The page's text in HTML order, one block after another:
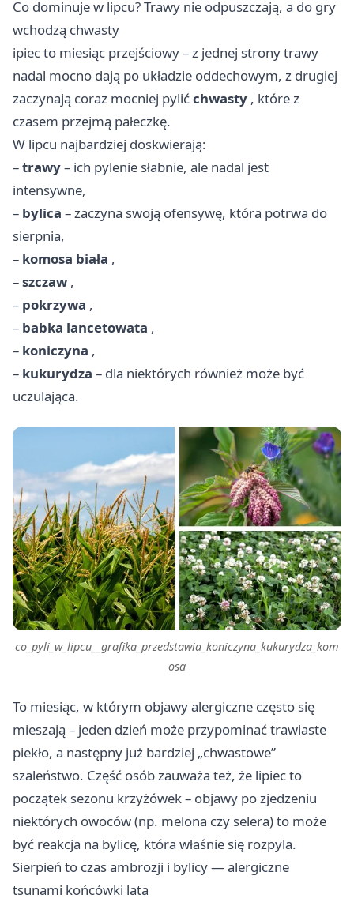
Co dominuje w lipcu? Trawy nie odpuszczają, a do gry
wchodzą chwasty
ipiec to miesiąc przejściowy – z jednej strony trawy
nadal mocno dają po układzie oddechowym, z drugiej
zaczynają coraz mocniej pylićchwasty , które z
czasem przejmą pałeczkę.
W lipcu najbardziej doskwierają:
–trawy– ich pylenie słabnie, ale nadal jest
intensywne,
– bylica – zaczyna swoją ofensywę, która potrwa do
sierpnia,
– komosa biała ,
–szczaw ,
– pokrzywa ,
– babka lancetowata ,
– koniczyna ,
– kukurydza – dla niektórych również może być
uczulająca.
co_pyli_w_lipcu__grafika_przedstawia_koniczyna_kukurydza_kom
osa
To miesiąc, w którym objawy alergiczne często się
mieszają – jeden dzień może przypominać trawiaste
piekło, a następny już bardziej „chwastowe”
szaleństwo. Część osób zauważa też, że lipiec to
początek sezonu krzyżówek – objawy po zjedzeniu
niektórych owoców (np. melona czy selera) to może
być reakcja na bylicę, która właśnie się rozpyla.
Sierpień to czas ambrozji i bylicy — alergiczne
tsunami końcówki lata